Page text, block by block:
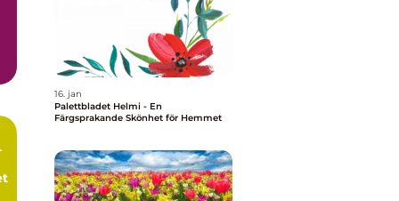
16. jan
Palettbladet Helmi - En
Färgsprakande Skönhet för Hemmet